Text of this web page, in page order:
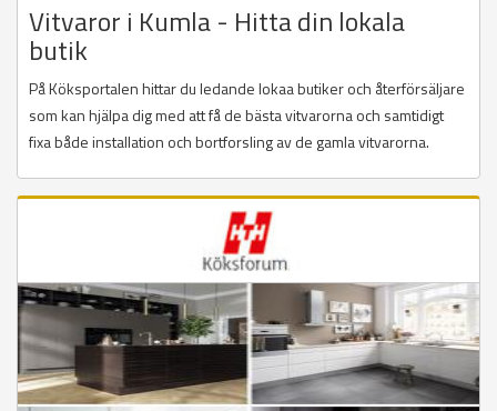
Vitvaror i Kumla - Hitta din lokala
butik
På Köksportalen hittar du ledande lokaa butiker och återförsäljare
som kan hjälpa dig med att få de bästa vitvarorna och samtidigt
fixa både installation och bortforsling av de gamla vitvarorna.